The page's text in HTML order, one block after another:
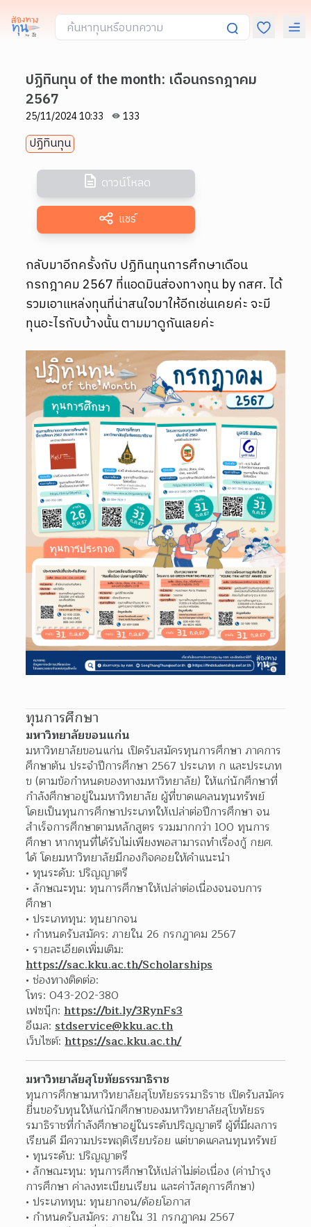
ปฏิทินทุน of the month: เดือนกรกฎาคม
2567
25/11/2024 10:33 133
ปฏิทินทุน
ดาวน์โหลด
แชร์
กลับมาอีกครั้งกับ ปฏิทินทุนการศึกษาเดือน
กรกฎาคม 2567 ที่แอดมินส่องทางทุน by กสศ. ได้
รวมเอาแหล่งทุนที่น่าสนใจมาให้อีกเช่นเคยค่ะ จะมี
ทุนอะไรกับบ้างนั้น ตามมาดูกันเลยค่ะ
ทุนการศึกษา
มหาวิทยาลัยขอนแก่น
มหาวิทยาลัยขอนแก่น เปิดรับสมัครทุนการศึกษา ภาคการ
ศึกษาต้น ประจำปีการศึกษา 2567 ประเภท ก และประเภท
ข (ตามข้อกำหนดของทางมหาวิทยาลัย) ให้แก่นักศึกษาที่
กำลังศึกษาอยู่ในมหาวิทยาลัย ผู้ที่ขาดแคลนทุนทรัพย์
โดยเป็นทุนการศึกษาประเภทให้เปล่าต่อปีการศึกษา จน
สำเร็จการศึกษาตามหลักสูตร รวมมากกว่า 100 ทุนการ
ศึกษา หากทุนที่ได้รับไม่เพียงพอสามารถทำเรื่องกู้ กยศ.
ได้ โดยมหาวิทยาลัยมีกองกิจคอยให้คำแนะนำ
ทุนระดับ: ปริญญาตรี
ลักษณะทุน: ทุนการศึกษาให้เปล่าต่อเนื่องจนจบการ
ศึกษา
ประเภททุน: ทุนยากจน
กำหนดรับสมัคร: ภายใน 26 กรกฎาคม 2567
https://sac.kku.ac.th/Scholarships
ช่องทางติดต่อ:
โทร: 043-202-380
เฟซบุ๊ก: https://bit.ly/3RynFs3
อีเมล: stdservice@kku.ac.th
เว็บไซต์: https://sac.kku.ac.th/
มหาวิทยาลัยสุโขทัยธรรมาธิราช
ทุนการศึกษามหาวิทยาลัยสุโขทัยธรรมาธิราช เปิดรับสมัคร
ยื่นขอรับทุนให้แก่นักศึกษาของมหาวิทยาลัยสุโขทัยธร
รมาธิราชที่กำลังศึกษาอยู่ในระดับปริญญาตรี ผู้ที่มีผลการ
เรียนดี มีความประพฤติเรียบร้อย แต่ขาดแคลนทุนทรัพย์
ทุนระดับ: ปริญญาตรี
ลักษณะทุน: ทุนการศึกษาให้เปล่าไม่ต่อเนื่อง (ค่าบำรุง
การศึกษา ค่าลงทะเบียนเรียน และค่าวัสดุการศึกษา)
ประเภททุน: ทุนยากจน/ด้อยโอกาส
กำหนดรับสมัคร: ภายใน 31 กรกฎาคม 2567